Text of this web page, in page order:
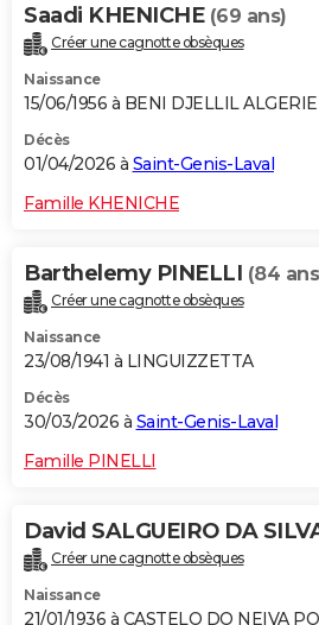
Saadi KHENICHE (69 ans)
Créer une cagnotte obsèques
Naissance
15/06/1956 à BENI DJELLIL ALGERIE
Décès
01/04/2026 à Saint-Genis-Laval
Famille KHENICHE
Barthelemy PINELLI (84
Créer une cagnotte obsèques
Naissance
23/08/1941 à LINGUIZZETTA
Décès
30/03/2026 à Saint-Genis-Laval
Famille PINELLI
David SALGUEIRO DA
Créer une cagnotte obsèques
Naissance
21/01/1936 à CASTELO DO NEIVA